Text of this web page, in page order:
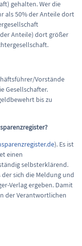
gehalten. Wer die
als 50% der Anteile dort
Anteile) dort größer
Vorstände
Gesellschafter.
bis zu
). Es ist
einen
selbsterklärend.
sich die Meldung und
Verlag ergeben. Damit
der Verantwortlichen